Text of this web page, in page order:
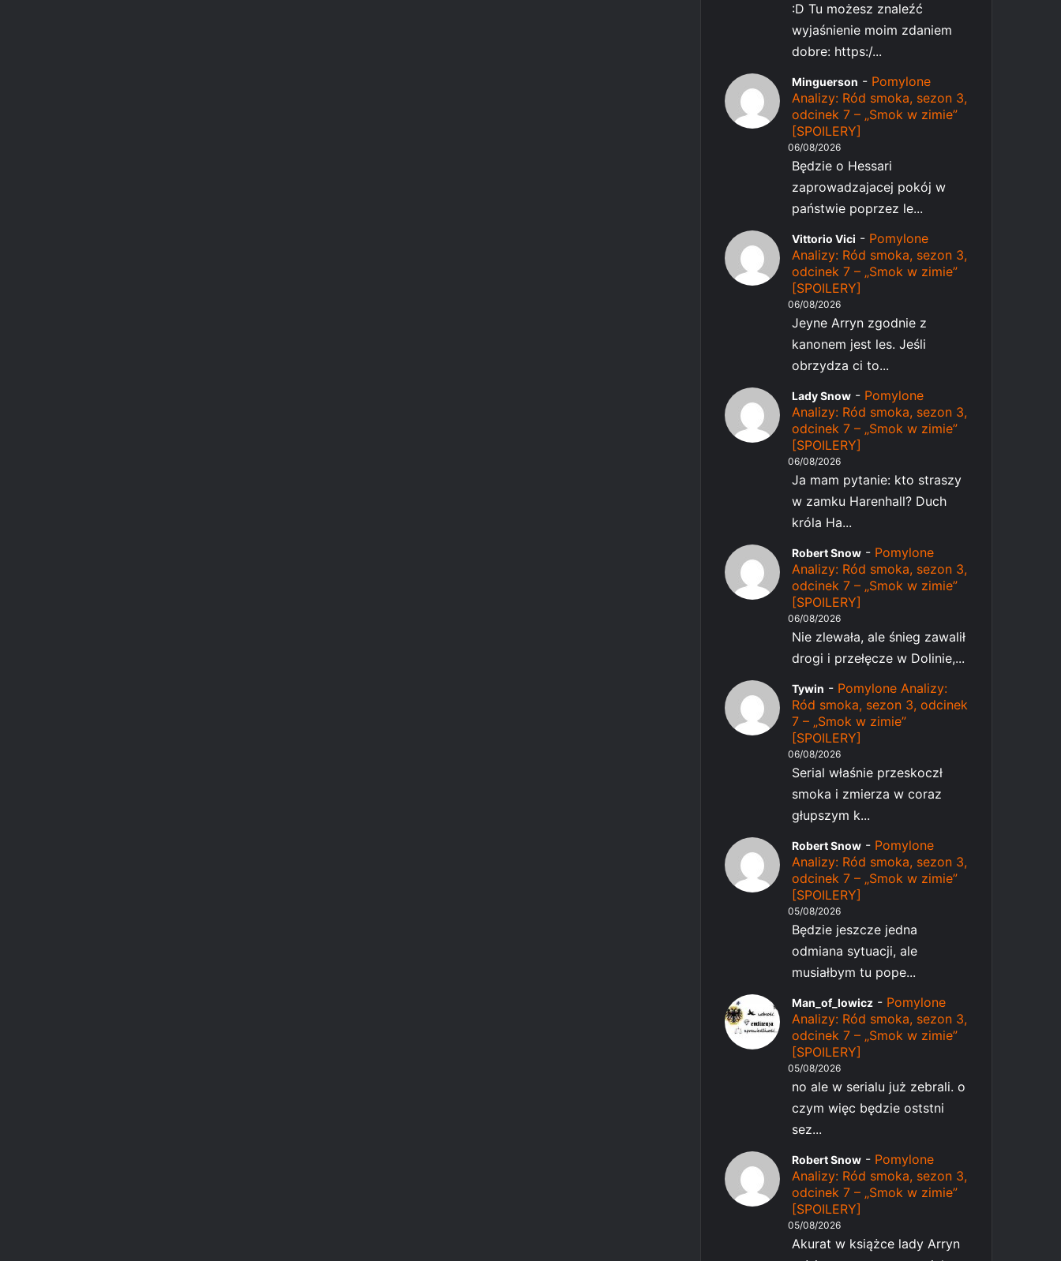
:D Tu możesz znaleźć
wyjaśnienie moim zdaniem
dobre: https:/...
Minguerson - Pomylone
Analizy: Ród smoka, sezon 3,
odcinek 7 – „Smok w zimie”
[SPOILERY]
06/08/2026
Będzie o Hessari
zaprowadzajacej pokój w
państwie poprzez le...
Vittorio Vici - Pomylone
Analizy: Ród smoka, sezon 3,
odcinek 7 – „Smok w zimie”
[SPOILERY]
06/08/2026
Jeyne Arryn zgodnie z
kanonem jest les. Jeśli
obrzydza ci to...
Lady Snow - Pomylone
Analizy: Ród smoka, sezon 3,
odcinek 7 – „Smok w zimie”
[SPOILERY]
06/08/2026
Ja mam pytanie: kto straszy
w zamku Harenhall? Duch
króla Ha...
Robert Snow - Pomylone
Analizy: Ród smoka, sezon 3,
odcinek 7 – „Smok w zimie”
[SPOILERY]
06/08/2026
Nie zlewała, ale śnieg zawalił
drogi i przełęcze w Dolinie,...
Tywin - Pomylone Analizy:
Ród smoka, sezon 3, odcinek
7 – „Smok w zimie”
[SPOILERY]
06/08/2026
Serial właśnie przeskoczł
smoka i zmierza w coraz
głupszym k...
Robert Snow - Pomylone
Analizy: Ród smoka, sezon 3,
odcinek 7 – „Smok w zimie”
[SPOILERY]
05/08/2026
Będzie jeszcze jedna
odmiana sytuacji, ale
musiałbym tu pope...
Man_of_lowicz - Pomylone
Analizy: Ród smoka, sezon 3,
odcinek 7 – „Smok w zimie”
[SPOILERY]
05/08/2026
no ale w serialu już zebrali. o
czym więc będzie oststni
sez...
Robert Snow - Pomylone
Analizy: Ród smoka, sezon 3,
odcinek 7 – „Smok w zimie”
[SPOILERY]
05/08/2026
Akurat w książce lady Arryn